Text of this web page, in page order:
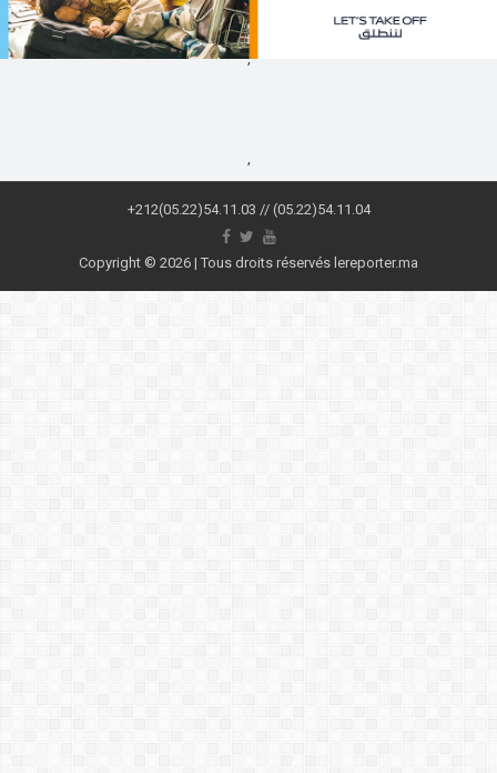
,
,
+212(05.22)54.11.03 // (05.22)54.11.04
Copyright © 2026 | Tous droits réservés lereporter.ma